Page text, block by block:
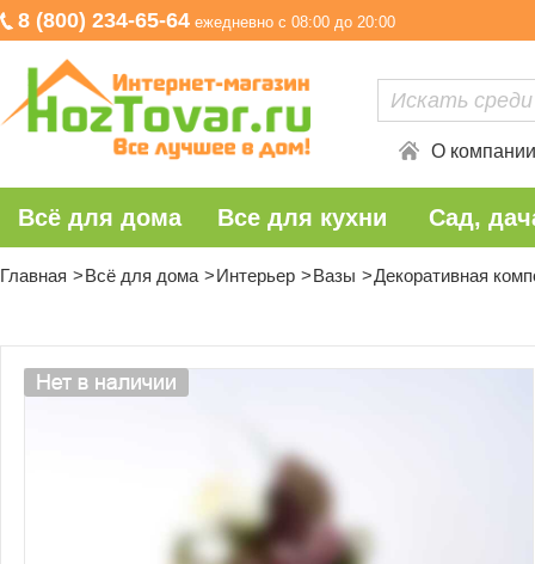
8 (800) 234-65-64 ежедневно с 08:00 до 20:00
О компании
Всё для дома Все для кухни Сад,
Главная Всё для дома Интерьер Вазы Декоративная